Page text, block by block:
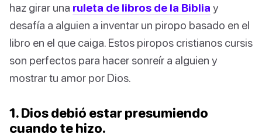
haz girar una ruleta de libros de la Biblia y
desafía a alguien a inventar un piropo basado en el
libro en el que caiga. Estos piropos cristianos cursis
son perfectos para hacer sonreír a alguien y
mostrar tu amor por Dios.
1. Dios debió estar presumiendo
cuando te hizo.